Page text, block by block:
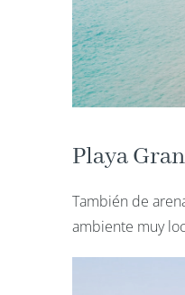
Playa
También de
ambiente muy